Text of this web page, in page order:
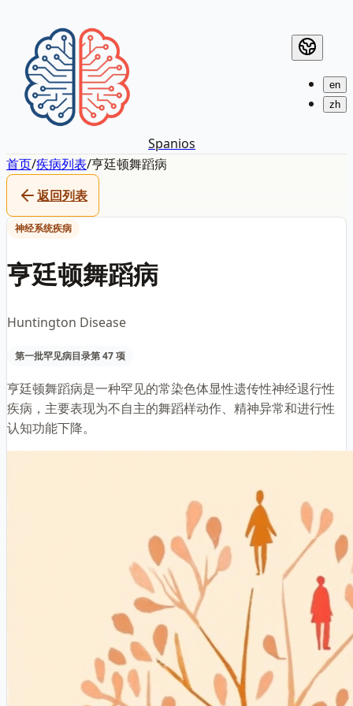
Spanios
en
zh
首页/疾病列表/亨廷顿舞蹈病
返回列表
神经系统疾病
亨廷顿舞蹈病
Huntington Disease
第一批罕见病目录第 47 项
亨廷顿舞蹈病是一种罕见的常染色体显性遗传性神经退行性
疾病，主要表现为不自主的舞蹈样动作、精神异常和进行性
认知功能下降。